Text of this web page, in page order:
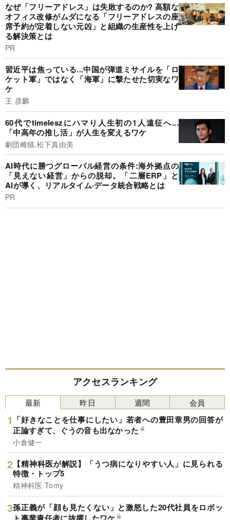
なぜ「フリーアドレス」は失敗するのか? 高額な
オフィス改修がムダになる「フリーアドレスの座
席予約が定着しない元凶」と組織の生産性を上げ
る解決策とは
PR
習近平は焦っている...中国が弾道ミサイルを「ロ
ケット軍」ではなく「海軍」に撃たせた切実なワ
ケ
王 彦麟
60代でtimeleszにハマり人生初の1人遠征へ...
「中高年の推し活」が人生を変えるワケ
劇団雌猫,松下真由美
AI時代に勝つグローバル経営の条件:海外拠点の
「見えない経営」からの脱却。「二層ERP」と
AIが導く、リアルタイム·データ統合戦略とは
PR
アクセスランキング
最新
「好きなことを仕事にしたい」若者への豊田章男の回答が
正論すぎて、ぐうの音も出なかった
小倉健一
【精神科医が解説】「うつ病になりやすい人」に見られる
特徴・トップ5
精神科医 Tomy
孫正義が「顔も見たくない」と激怒した20代社員をロボッ
昨日 週間 会員